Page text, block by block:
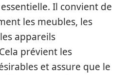
Il convient de
les meubles, les
appareils
prévient les
et assure que le